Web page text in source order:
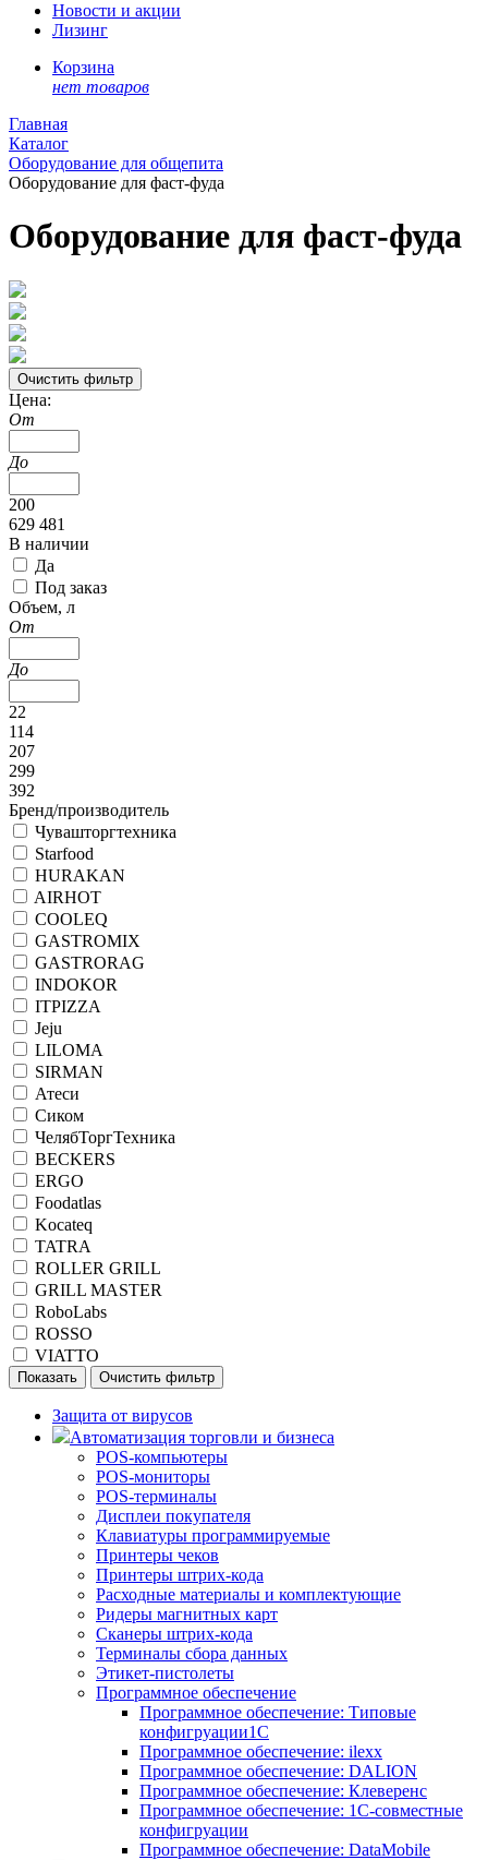
Новости и акции
Лизинг
Корзина
нет товаров
Главная
Каталог
Оборудование для общепита
Оборудование для фаст-фуда
Оборудование для фаст-фуда
Цена:
От
До
200
629 481
В наличии
Да
Под заказ
Объем, л
От
До
22
114
207
299
392
Бренд/производитель
Чувашторгтехника
Starfood
HURAKAN
AIRHOT
COOLEQ
GASTROMIX
GASTRORAG
INDOKOR
ITPIZZA
Jeju
LILOMA
SIRMAN
Атеси
Сиком
ЧелябТоргТехника
BECKERS
ERGO
Foodatlas
Kocateq
TATRA
ROLLER GRILL
GRILL MASTER
RoboLabs
ROSSO
VIATTO
Защита от вирусов
Автоматизация торговли и бизнеса
POS-компьютеры
POS-мониторы
POS-терминалы
Дисплеи покупателя
Клавиатуры программируемые
Принтеры чеков
Принтеры штрих-кода
Расходные материалы и комплектующие
Ридеры магнитных карт
Сканеры штрих-кода
Терминалы сбора данных
Этикет-пистолеты
Программное обеспечение
Программное обеспечение: Типовые
конфигруации1С
Программное обеспечение: ilexx
Программное обеспечение: DALION
Программное обеспечение: Клеверенс
Программное обеспечение: 1С-совместные
конфигруации
Программное обеспечение: DataMobile